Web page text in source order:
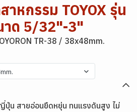
าหกรรม TOYOX รุ่น
าด 5/32"-3"
TR-38 / 38x48mm.
ปุ่น สายอ่อนยืดหยุ่น ทนแรงดันสูง ไม่